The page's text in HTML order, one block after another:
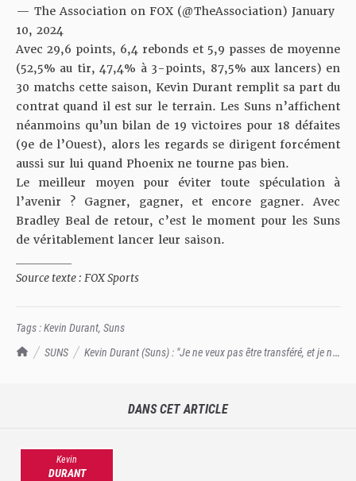
TrashTalk Actu NBA
SUNS
Kevin Durant (Suns) : "Je ne veux pas être transféré, et je ne
— The Association on FOX (@TheAssociation) January
10, 2024
Avec 29,6 points, 6,4 rebonds et 5,9 passes de moyenne
(52,5% au tir, 47,4% à 3-points, 87,5% aux lancers) en
30 matchs cette saison, Kevin Durant remplit sa part du
contrat quand il est sur le terrain. Les Suns n’affichent
néanmoins qu’un bilan de 19 victoires pour 18 défaites
(9e de l’Ouest), alors les regards se dirigent forcément
aussi sur lui quand Phoenix ne tourne pas bien.
Le meilleur moyen pour éviter toute spéculation à
l’avenir ? Gagner, gagner, et encore gagner. Avec
Bradley Beal de retour, c’est le moment pour les Suns
de véritablement lancer leur saison.
Source texte : FOX Sports
Tags :Kevin Durant, Suns
DANS CET ARTICLE
Kevin
DURANT